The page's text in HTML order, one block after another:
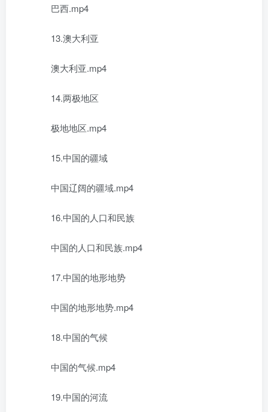
巴西.mp4
13.澳大利亚
澳大利亚.mp4
14.两极地区
极地地区.mp4
15.中国的疆域
中国辽阔的疆域.mp4
16.中国的人口和民族
中国的人口和民族.mp4
17.中国的地形地势
中国的地形地势.mp4
18.中国的气候
中国的气候.mp4
19.中国的河流